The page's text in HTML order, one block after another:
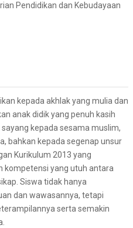
Pendidikan dan Kebudayaan
kepada akhlak yang mulia dan
anak didik yang penuh kasih
kepada sesama muslim,
bahkan kepada segenap unsur
Kurikulum 2013 yang
kompetensi yang utuh antara
Siswa tidak hanya
dan wawasannya, tetapi
serta semakin